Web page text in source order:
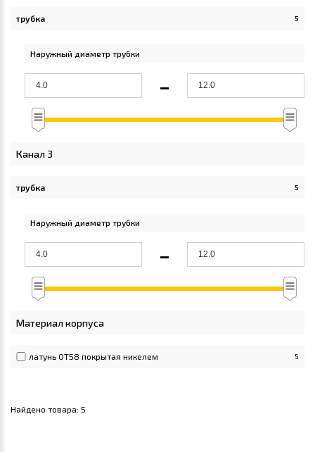
трубка 5
Apply трубка filter
Наружный диаметр трубки
-
Канал 3
трубка 5
Apply трубка filter
Наружный диаметр трубки
-
Материал корпуса
латунь ОТ58 покрытая никелем 5
Найдено товара: 5